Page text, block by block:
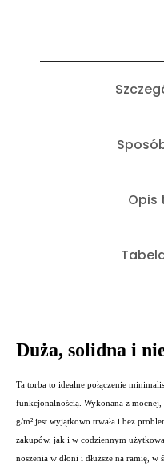
Opis
Duża, solidna i
Ta torba to idealne połączenie
funkcjonalnością. Wykonana z
g/m² jest wyjątkowo trwała i bez
zakupów, jak i w codziennym
noszenia w dłoni i dłuższe na ramię,